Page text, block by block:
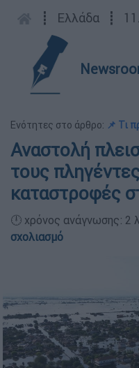
┋ Ελλάδα ┋
Ενότητες στο άρθρο: 📌 Τι
Αναστολή
τους
καταστροφές
🕛 χρόνος ανάγνωσης:
σχολιασμό